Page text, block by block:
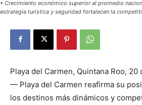
• Crecimiento económico superior al promedio
estrategia turística y seguridad fortalecen la
Playa del Carmen, Quintana Roo,
— Playa del Carmen reafirma su
los destinos más dinámicos y